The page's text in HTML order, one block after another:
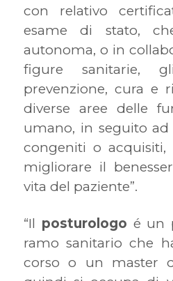
con relativo
esame di stato,
autonoma, o in
figure sanitarie,
prevenzione, cura e
diverse aree delle
umano, in seguito
congeniti o acquisiti,
migliorare il
vita del paziente”.
“Il posturologo é un
ramo sanitario che
corso o un master